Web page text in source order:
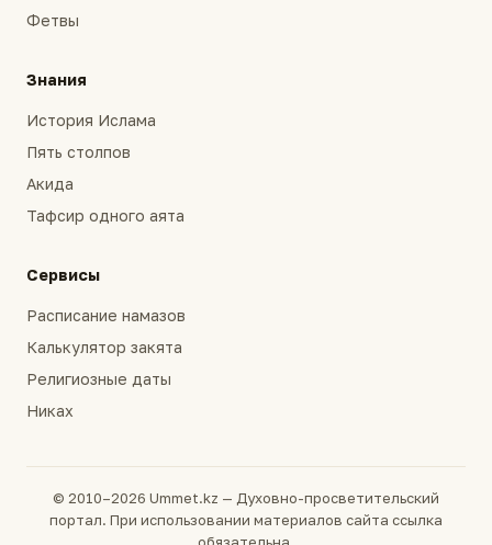
Фетвы
Знания
История Ислама
Пять столпов
Акида
Тафсир одного аята
Сервисы
Расписание намазов
Калькулятор закята
Религиозные даты
Никах
© 2010–2026 Ummet.kz — Духовно-просветительский
портал. При использовании материалов сайта ссылка